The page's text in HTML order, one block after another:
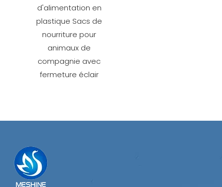
d'alimentation en
plastique Sacs de
nourriture pour
animaux de
compagnie avec
fermeture éclair